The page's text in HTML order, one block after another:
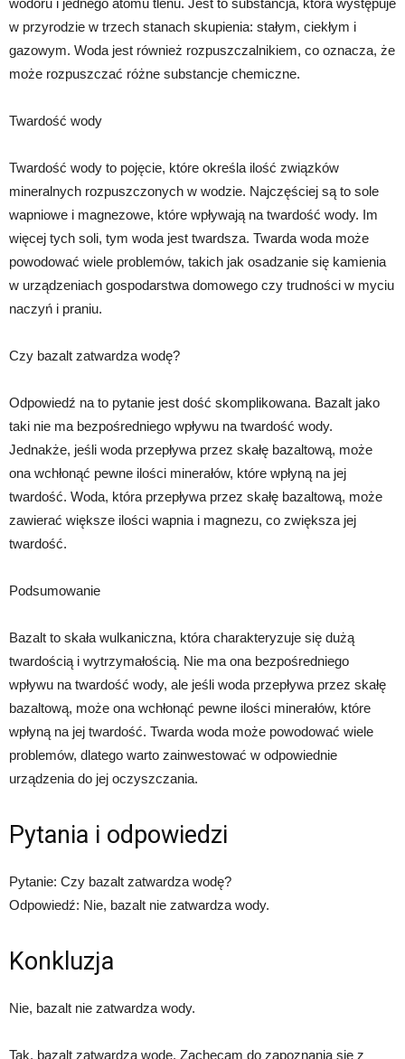
wodoru i jednego atomu tlenu. Jest to substancja, która występuje
w przyrodzie w trzech stanach skupienia: stałym, ciekłym i
gazowym. Woda jest również rozpuszczalnikiem, co oznacza, że
może rozpuszczać różne substancje chemiczne.
Twardość wody
Twardość wody to pojęcie, które określa ilość związków
mineralnych rozpuszczonych w wodzie. Najczęściej są to sole
wapniowe i magnezowe, które wpływają na twardość wody. Im
więcej tych soli, tym woda jest twardsza. Twarda woda może
powodować wiele problemów, takich jak osadzanie się kamienia
w urządzeniach gospodarstwa domowego czy trudności w myciu
naczyń i praniu.
Czy bazalt zatwardza wodę?
Odpowiedź na to pytanie jest dość skomplikowana. Bazalt jako
taki nie ma bezpośredniego wpływu na twardość wody.
Jednakże, jeśli woda przepływa przez skałę bazaltową, może
ona wchłonąć pewne ilości minerałów, które wpłyną na jej
twardość. Woda, która przepływa przez skałę bazaltową, może
zawierać większe ilości wapnia i magnezu, co zwiększa jej
twardość.
Podsumowanie
Bazalt to skała wulkaniczna, która charakteryzuje się dużą
twardością i wytrzymałością. Nie ma ona bezpośredniego
wpływu na twardość wody, ale jeśli woda przepływa przez skałę
bazaltową, może ona wchłonąć pewne ilości minerałów, które
wpłyną na jej twardość. Twarda woda może powodować wiele
problemów, dlatego warto zainwestować w odpowiednie
urządzenia do jej oczyszczania.
Pytania i odpowiedzi
Pytanie: Czy bazalt zatwardza wodę?
Odpowiedź: Nie, bazalt nie zatwardza wody.
Konkluzja
Nie, bazalt nie zatwardza wody.
Tak, bazalt zatwardza wodę. Zachęcam do zapoznania się z